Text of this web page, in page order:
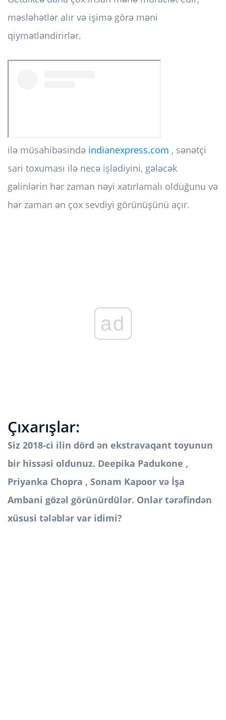
məsləhətlər alır və işimə görə məni
qiymətləndirirlər.
ilə müsahibəsində indianexpress.com , sənətçi
sari toxuması ilə necə işlədiyini, gələcək
gəlinlərin hər zaman nəyi xatırlamalı olduğunu və
hər zaman ən çox sevdiyi görünüşünü açır.
ad
Çıxarışlar:
Siz 2018-ci ilin dörd ən ekstravaqant toyunun
bir hissəsi oldunuz. Deepika Padukone ,
Priyanka Chopra , Sonam Kapoor və İşa
Ambani gözəl görünürdülər. Onlar tərəfindən
xüsusi tələblər var idimi?